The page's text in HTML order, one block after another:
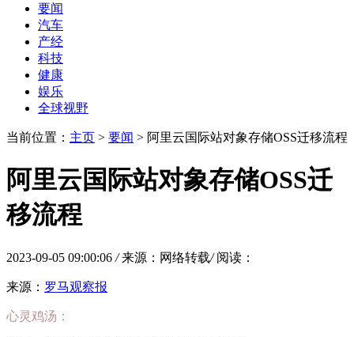
要闻
汽车
产经
科技
健康
娱乐
全球视野
当前位置： 主页 > 要闻 > 阿里云国际站对象存储OSS迁移流程
阿里云国际站对象存储OSS迁
移流程
2023-09-05 09:00:06 / 来源：网络转载/ 阅读：
来源： 罗马观察报
心灵鸡汤：